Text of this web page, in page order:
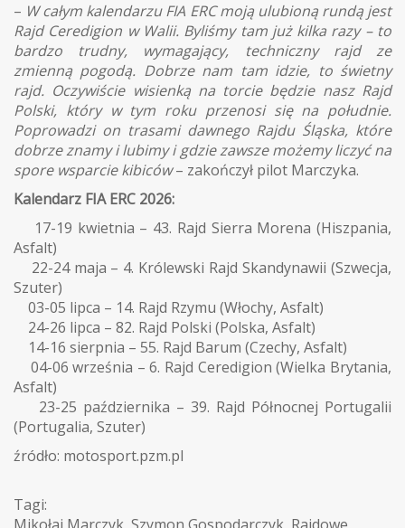
– W całym kalendarzu FIA ERC moją ulubioną rundą jest
Rajd Ceredigion w Walii. Byliśmy tam już kilka razy – to
bardzo trudny, wymagający, techniczny rajd ze
zmienną pogodą. Dobrze nam tam idzie, to świetny
rajd. Oczywiście wisienką na torcie będzie nasz Rajd
Polski, który w tym roku przenosi się na południe.
Poprowadzi on trasami dawnego Rajdu Śląska, które
dobrze znamy i lubimy i gdzie zawsze możemy liczyć na
spore wsparcie kibiców– zakończył pilot Marczyka.
Kalendarz FIA ERC 2026:
17-19 kwietnia – 43. Rajd Sierra Morena (Hiszpania,
Asfalt)
22-24 maja – 4. Królewski Rajd Skandynawii (Szwecja,
Szuter)
03-05 lipca – 14. Rajd Rzymu (Włochy, Asfalt)
24-26 lipca – 82. Rajd Polski (Polska, Asfalt)
14-16 sierpnia – 55. Rajd Barum (Czechy, Asfalt)
04-06 września – 6. Rajd Ceredigion (Wielka Brytania,
Asfalt)
23-25 października – 39. Rajd Północnej Portugalii
(Portugalia, Szuter)
źródło: motosport.pzm.pl
Tagi: